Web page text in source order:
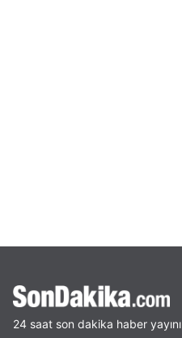
24 saat son dakika haber yayını